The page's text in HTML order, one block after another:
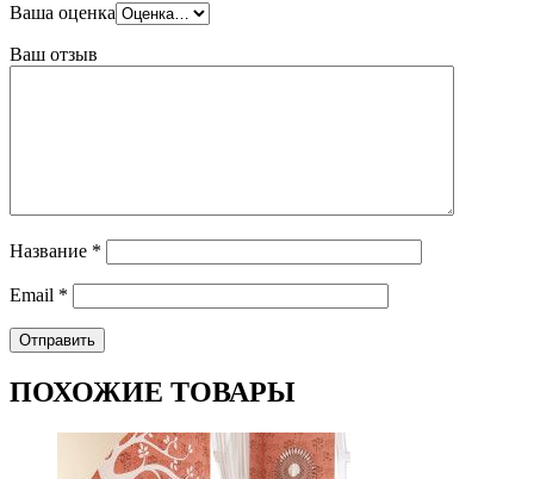
Ваша оценка
Ваш отзыв
Название *
Email *
ПОХОЖИЕ ТОВАРЫ